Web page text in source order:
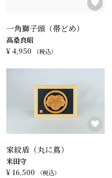
一角獅子頭（帯どめ）
¥ 4,950 税込
高桑良昭
家紋盾（丸に蔦）
¥ 16,500 税込
米田守